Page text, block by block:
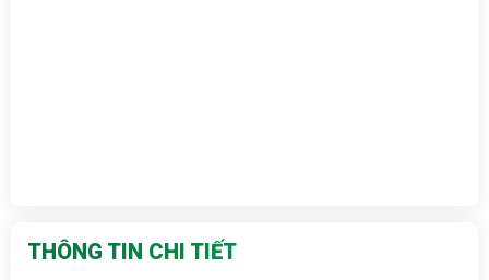
THÔNG TIN CHI TIẾT